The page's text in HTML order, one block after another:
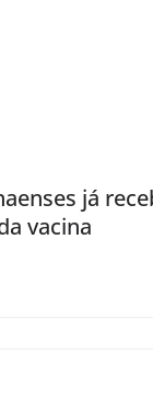
já
vacina